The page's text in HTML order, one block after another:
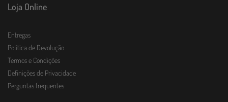
Loja Online
Entregas
Política de Devolução
Termos e Condições
Definições de Privacidade
Perguntas frequentes